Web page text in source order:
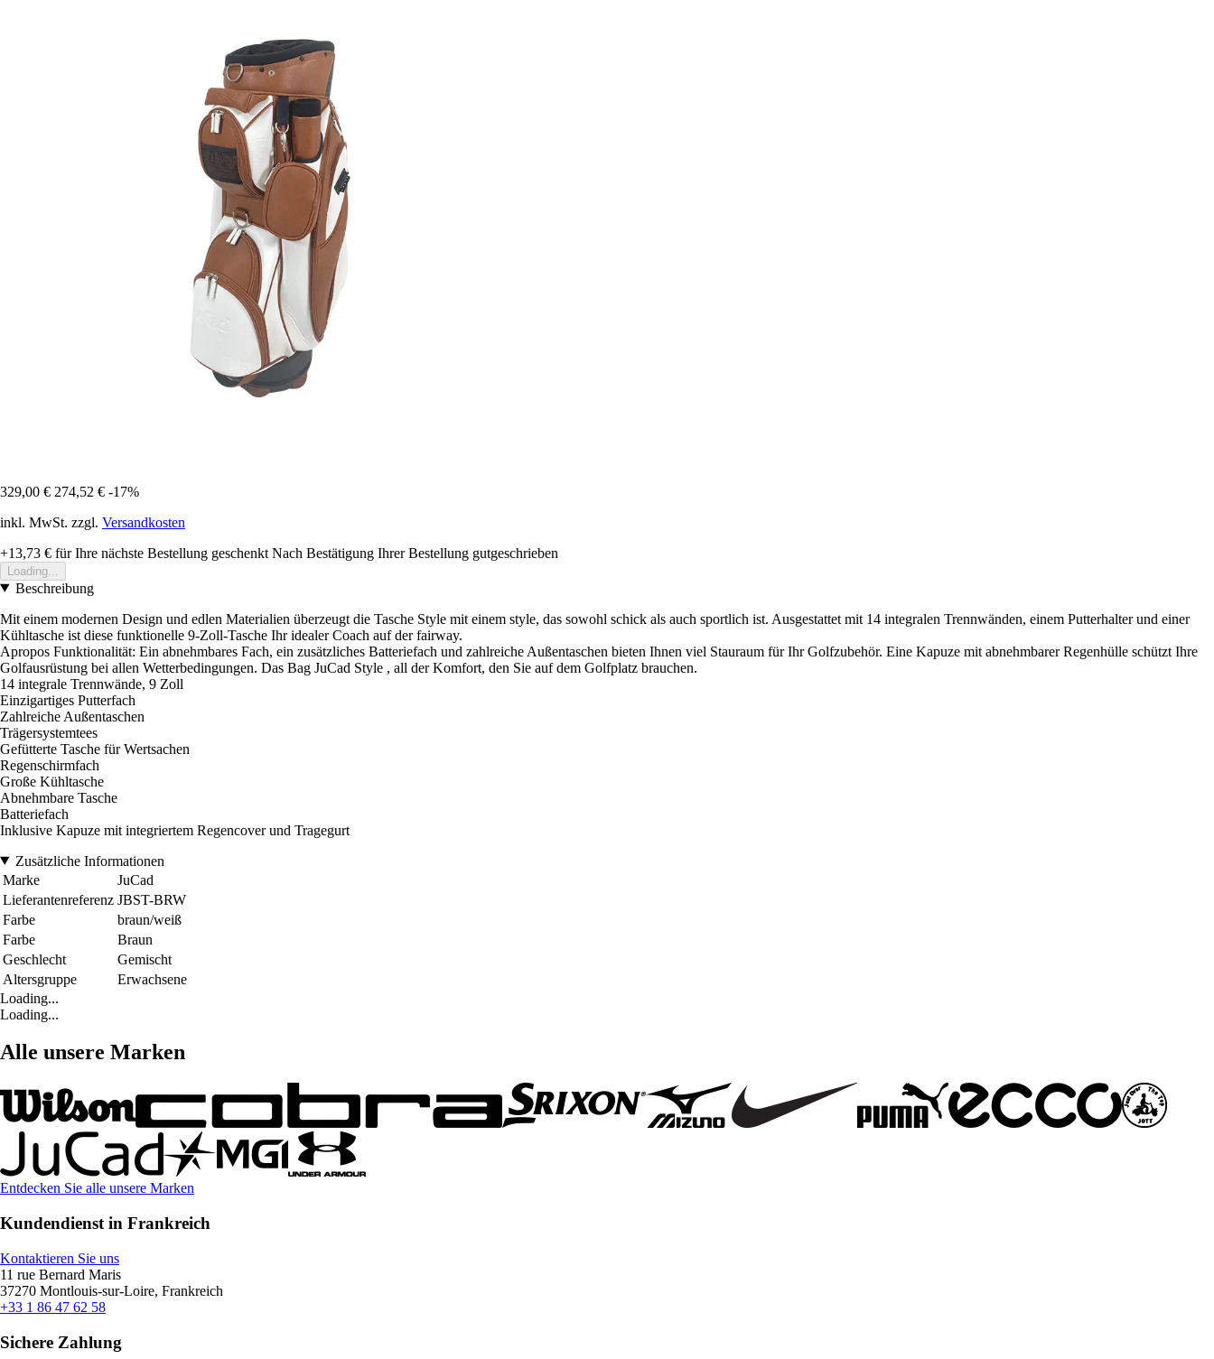
329,00 € 274,52 € -17%
inkl. MwSt. zzgl. Versandkosten
+13,73 € für Ihre nächste Bestellung geschenkt Nach Bestätigung Ihrer Bestellung gutgeschrieben
Loading...
Beschreibung
Mit einem modernen Design und edlen Materialien überzeugt die Tasche Style mit einem style, das sowohl schick als auch sportlich ist. Ausgestattet mit 14 integralen Trennwänden, einem Putterhalter und einer
Kühltasche ist diese funktionelle 9-Zoll-Tasche Ihr idealer Coach auf der fairway.
Apropos Funktionalität: Ein abnehmbares Fach, ein zusätzliches Batteriefach und zahlreiche Außentaschen bieten Ihnen viel Stauraum für Ihr Golfzubehör. Eine Kapuze mit abnehmbarer Regenhülle schützt Ihre
Golfausrüstung bei allen Wetterbedingungen. Das Bag JuCad Style , all der Komfort, den Sie auf dem Golfplatz brauchen.
14 integrale Trennwände, 9 Zoll
Einzigartiges Putterfach
Zahlreiche Außentaschen
Trägersystemtees
Gefütterte Tasche für Wertsachen
Regenschirmfach
Große Kühltasche
Abnehmbare Tasche
Batteriefach
Inklusive Kapuze mit integriertem Regencover und Tragegurt
Zusätzliche Informationen
Marke
JuCad
Lieferantenreferenz JBST-BRW
Farbe
braun/weiß
Farbe
Braun
Geschlecht
Gemischt
Altersgruppe
Erwachsene
Loading...
Loading...
Alle unsere Marken
Entdecken Sie alle unsere Marken
Kundendienst in Frankreich
Kontaktieren Sie uns
11 rue Bernard Maris
37270 Montlouis-sur-Loire, Frankreich
+33 1 86 47 62 58
Sichere Zahlung